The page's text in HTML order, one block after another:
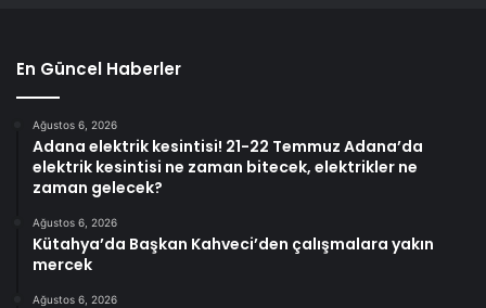
En Güncel Haberler
Ağustos 6, 2026
Adana elektrik kesintisi! 21-22 Temmuz Adana’da
elektrik kesintisi ne zaman bitecek, elektrikler ne
zaman gelecek?
Ağustos 6, 2026
Kütahya’da Başkan Kahveci’den çalışmalara yakın
mercek
Ağustos 6, 2026